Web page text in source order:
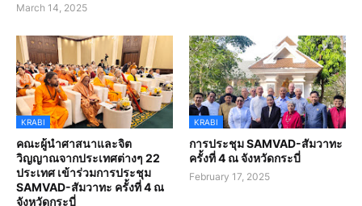
March 14, 2025
KRABI
คณะผู้นำศาสนาและจิต
วิญญาณจากประเทศต่างๆ 22
ประเทศ เข้าร่วมการประชุม
SAMVAD-สัมวาทะ ครั้งที่ 4 ณ
จังหวัดกระบี่
KRABI
การประชุม SAMVAD-สัมวาทะ
ครั้งที่ 4 ณ จังหวัดกระบี่
February 17, 2025